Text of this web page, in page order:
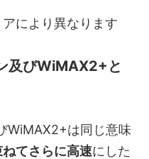
により異なります
及びWiMAX2+と
WiMAX2+は同じ意味
てさらに高速にした